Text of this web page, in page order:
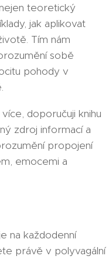
teoretický
jak aplikovat
Tím nám
sobě
pohody v
doporučuji knihu
zdroj informací a
propojení
emocemi a
na každodenní
právě v polyvagální